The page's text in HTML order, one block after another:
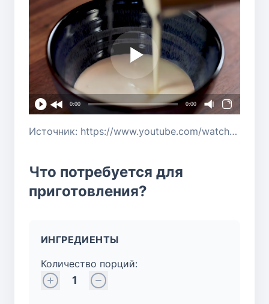
0:00 0:00
Источник: https://www.youtube.com/watch?v=L65b4RBkcrA
Что потребуется для
приготовления?
ИНГРЕДИЕНТЫ
Количество порций:
1